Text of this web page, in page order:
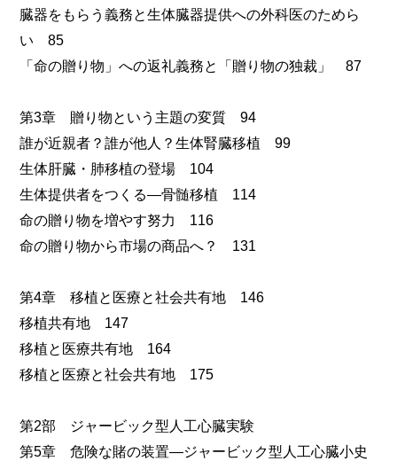
臓器をもらう義務と生体臓器提供への外科医のためら
い 85
「命の贈り物」への返礼義務と「贈り物の独裁」 87
第3章 贈り物という主題の変質 94
誰が近親者？誰が他人？生体腎臓移植 99
生体肝臓・肺移植の登場 104
生体提供者をつくる―骨髄移植 114
命の贈り物を増やす努力 116
命の贈り物から市場の商品へ？ 131
第4章 移植と医療と社会共有地 146
移植共有地 147
移植と医療共有地 164
移植と医療と社会共有地 175
第2部 ジャービック型人工心臓実験
第5章 危険な賭の装置―ジャービック型人工心臓小史